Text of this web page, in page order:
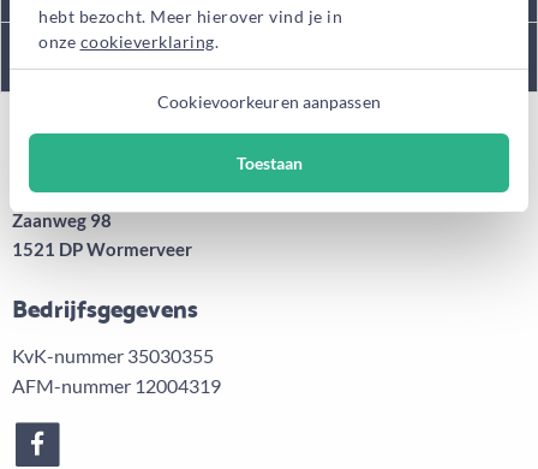
hebt bezocht. Meer hierover vind je in
onze cookieverklaring.
Cookievoorkeuren aanpassen
Toestaan
Diensten
Zaanweg 98
1521 DP Wormerveer
Bedrijfsgegevens
KvK-nummer 35030355
AFM-nummer 12004319